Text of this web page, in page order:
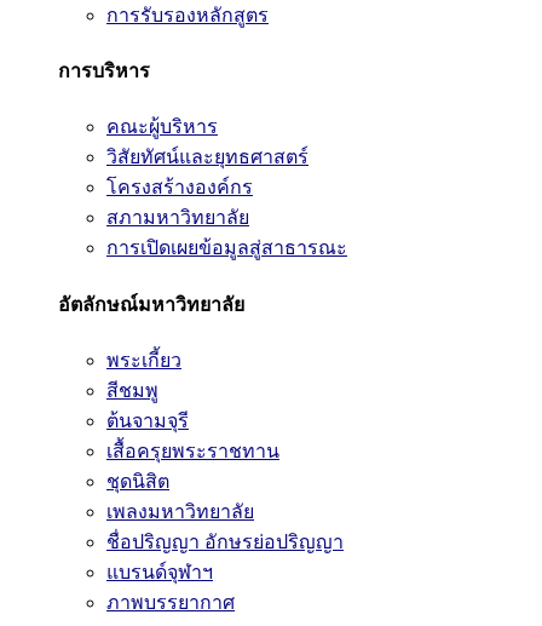
การรับรองหลักสูตร
การบริหาร
คณะผู้บริหาร
วิสัยทัศน์และยุทธศาสตร์
โครงสร้างองค์กร
สภามหาวิทยาลัย
การเปิดเผยข้อมูลสู่สาธารณะ
อัตลักษณ์มหาวิทยาลัย
พระเกี้ยว
สีชมพู
ต้นจามจุรี
เสื้อครุยพระราชทาน
ชุดนิสิต
เพลงมหาวิทยาลัย
ชื่อปริญญา อักษรย่อปริญญา
แบรนด์จุฬาฯ
ภาพบรรยากาศ